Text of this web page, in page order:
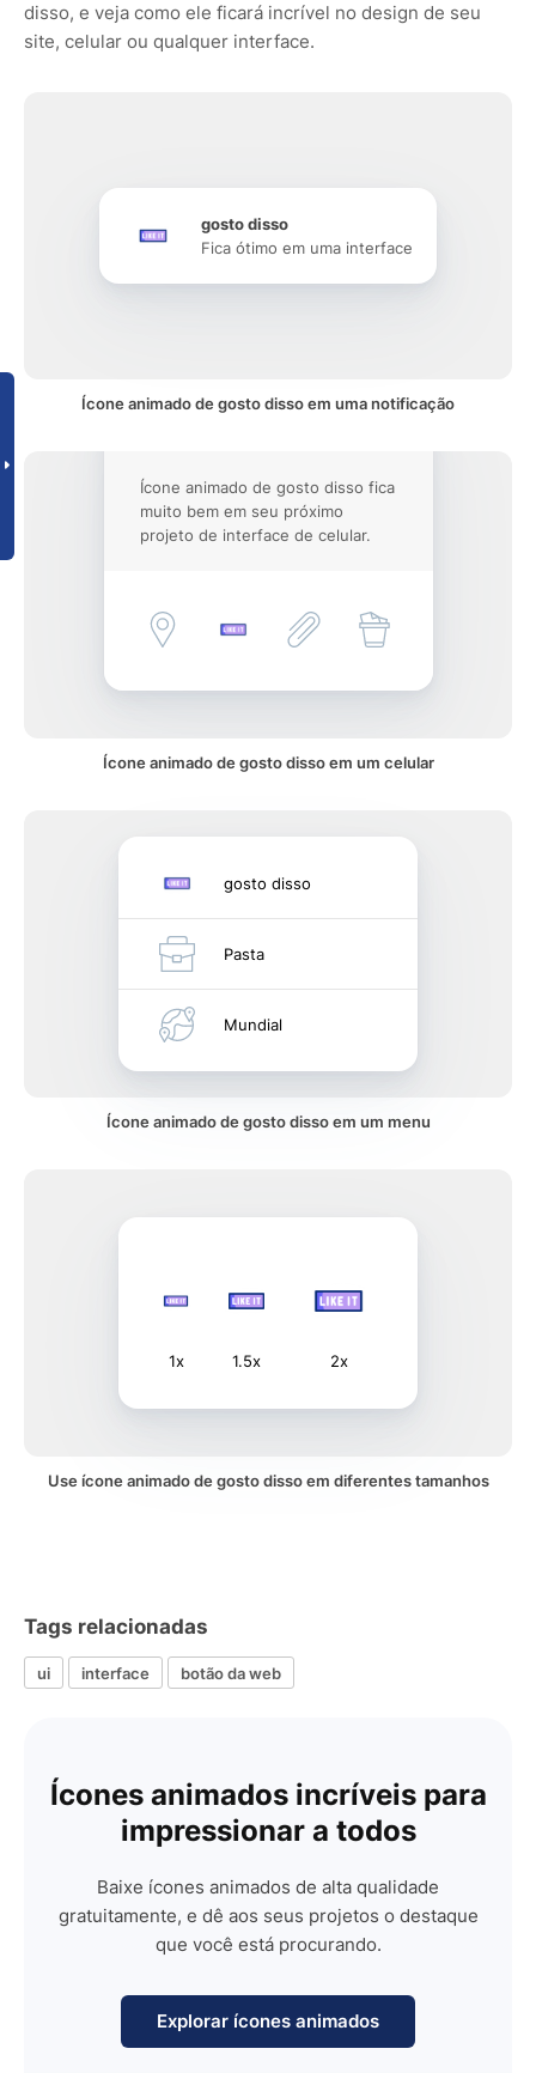
disso, e veja como ele ficará incrível no design de seu
site, celular ou qualquer interface.
gosto disso
Fica ótimo em uma interface
Ícone animado de gosto disso em uma notificação
Ícone animado de gosto disso fica
muito bem em seu próximo
projeto de interface de celular.
Ícone animado de gosto disso em um celular
gosto disso
Pasta
Mundial
Ícone animado de gosto disso em um menu
1x 1.5x 2x
Use ícone animado de gosto disso em diferentes tamanhos
Tags relacionadas
ui interface botão da web
Ícones animados incríveis para
impressionar a todos
Baixe ícones animados de alta qualidade
gratuitamente, e dê aos seus projetos o destaque
que você está procurando.
Explorar ícones animados